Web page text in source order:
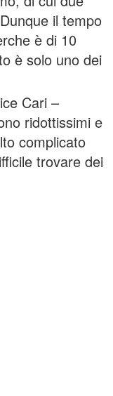
il tempo
è di 10
è solo uno dei
Cari –
ridottissimi e
complicato
trovare dei